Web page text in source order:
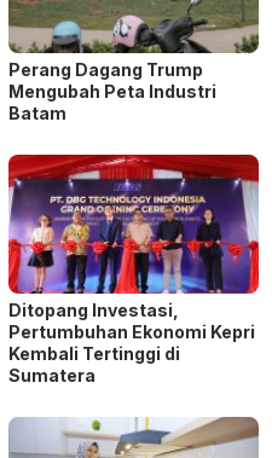
Perang Dagang Trump
Mengubah Peta Industri
Batam
Ditopang Investasi,
Pertumbuhan Ekonomi Kepri
Kembali Tertinggi di
Sumatera